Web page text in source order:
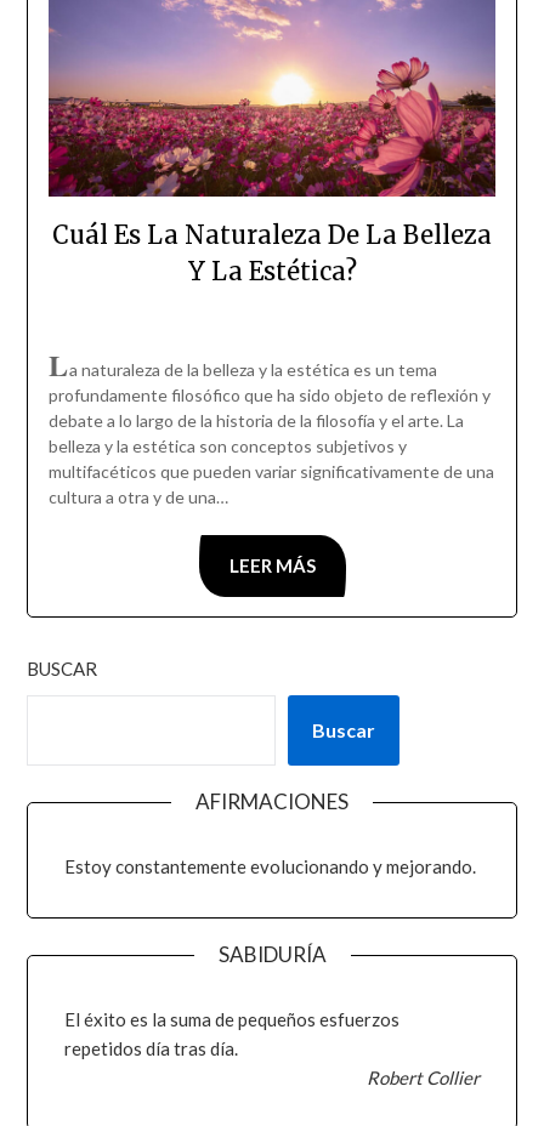
Cuál Es La Naturaleza De La Belleza
Y La Estética?
La naturaleza de la belleza y la estética es un tema
profundamente filosófico que ha sido objeto de reflexión y
debate a lo largo de la historia de la filosofía y el arte. La
belleza y la estética son conceptos subjetivos y
multifacéticos que pueden variar significativamente de una
cultura a otra y de una…
LEER MÁS
BUSCAR
Buscar
AFIRMACIONES
Estoy constantemente evolucionando y mejorando.
SABIDURÍA
El éxito es la suma de pequeños esfuerzos
repetidos día tras día.
Robert Collier